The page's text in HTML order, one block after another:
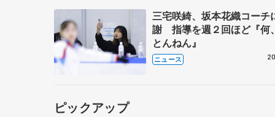
三宅咲綺、坂本花織コーチ
謝 指導を週２回ほど『何
とんねん』
ニュース
ピックアップ